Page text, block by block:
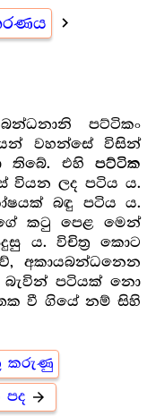
navigate_next
පට්ටිකං
වහන්සේ විසින්
තිබේ. එහිපට්ටික
ලද පටිය ය.
බඳු පටිය ය.
කටු පෙළ මෙන්
ය. විචිත්‍ර‍ කොට
අකායබන්ධනෙන
බැවින් පටියක් නො
වී ගියේ නම් සිහි
කරුණු
පද arrow_forward